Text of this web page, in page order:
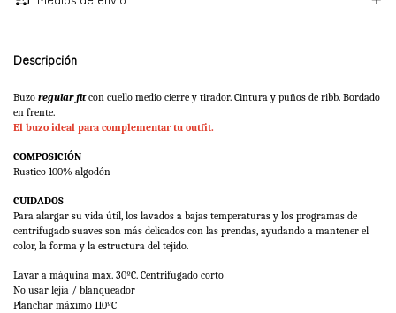
Descripción
Buzo regular fit con cuello medio cierre y tirador. Cintura y puños de ribb. Bordado
en frente.
El buzo ideal para complementar tu outfit.
COMPOSICIÓN
Rustico 100% algodón
CUIDADOS
Para alargar su vida útil, los lavados a bajas temperaturas y los programas de
centrifugado suaves son más delicados con las prendas, ayudando a mantener el
color, la forma y la estructura del tejido.
Lavar a máquina max. 30ºC. Centrifugado corto
No usar lejía / blanqueador
Planchar máximo 110ºC